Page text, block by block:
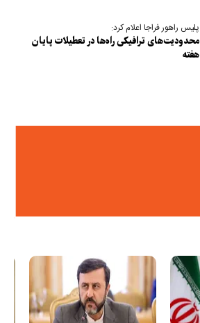
پلیس راهور فراجا اعلام کرد:
محدودیت‌های ترافیکی راه‌ها در تعطیلات پایان
هفته